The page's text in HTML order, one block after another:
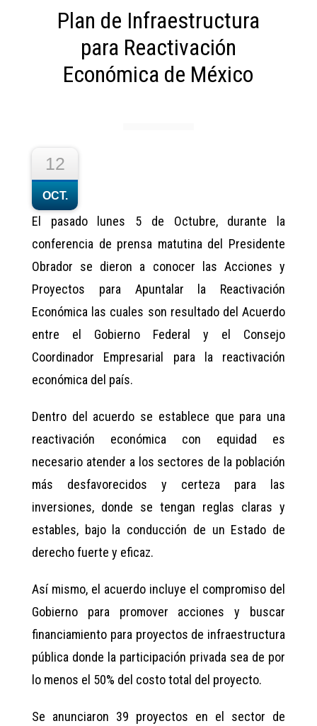
Plan de Infraestructura
para Reactivación
Económica de México
12
OCT.
El pasado lunes 5 de Octubre, durante la
conferencia de prensa matutina del Presidente
Obrador se dieron a conocer las Acciones y
Proyectos para Apuntalar la Reactivación
Económica las cuales son resultado del Acuerdo
entre el Gobierno Federal y el Consejo
Coordinador Empresarial para la reactivación
económica del país.
Dentro del acuerdo se establece que para una
reactivación económica con equidad es
necesario atender a los sectores de la población
más desfavorecidos y certeza para las
inversiones, donde se tengan reglas claras y
estables, bajo la conducción de un Estado de
derecho fuerte y eficaz.
Así mismo, el acuerdo incluye el compromiso del
Gobierno para promover acciones y buscar
financiamiento para proyectos de infraestructura
pública donde la participación privada sea de por
lo menos el 50% del costo total del proyecto.
Se anunciaron 39 proyectos en el sector de